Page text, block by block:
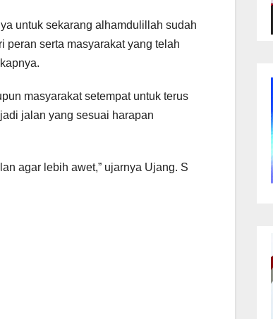
untuk sekarang alhamdulillah sudah
peran serta masyarakat yang telah
masyarakat setempat untuk terus
jalan yang sesuai harapan
agar lebih awet,” ujarnya Ujang. S